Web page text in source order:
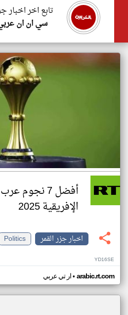
تابع اخر اخبار
سي ان ان
أفضل 7
الإفريقية 2025
اخبار جزر القمر
Politics
YD16SE
ار تي عربي• arabic.rt.com